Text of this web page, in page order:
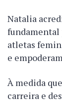
Natalia
fundamental
atletas
e
À medida
carreira e